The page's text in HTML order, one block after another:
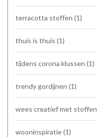
terracotta stoffen (1)
thuis is thuis (1)
tijdens corona klussen (1)
trendy gordijnen (1)
wees creatief met stoffen
wooninspiratie(1)